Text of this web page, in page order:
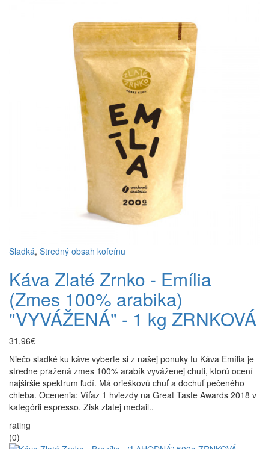
Sladká, Stredný obsah kofeínu
Káva Zlaté Zrnko - Emília
(Zmes 100% arabika)
"VYVÁŽENÁ" - 1 kg ZRNKOVÁ
31,96€
Niečo sladké ku káve vyberte si z našej ponuky tu Káva Emília je
stredne pražená zmes 100% arabík vyváženej chuti, ktorú ocení
najširšie spektrum ľudí. Má orieškovú chuť a dochuť pečeného
chleba. Ocenenia: Víťaz 1 hviezdy na Great Taste Awards 2018 v
kategórii espresso. Zisk zlatej medail..
rating
(0)